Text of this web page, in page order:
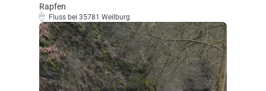
Rapfen
Fluss bei 35781 Weilburg